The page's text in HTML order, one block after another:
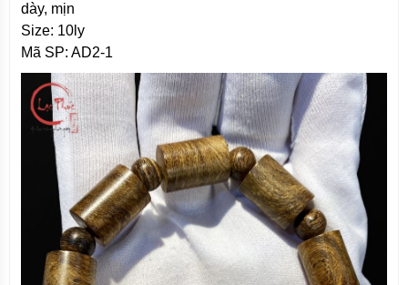
dày, mịn
Size: 10ly
Mã SP: AD2-1